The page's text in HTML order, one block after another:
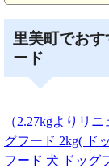
里美町でお
ード
（2.27kgよりリ
グフード 2kg( ド
フード 犬 ドッグ